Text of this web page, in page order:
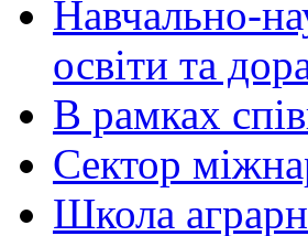
Навчально-
освіти та
В рамках
Сектор
Школа